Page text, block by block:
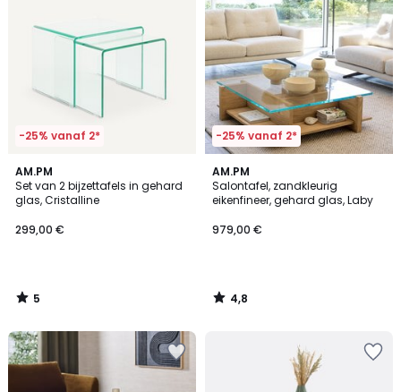
-25% vanaf 2*
AM.PM
Set van 2 bijzettafels in gehard
glas, Cristalline
299,00 €
5
/
5
5
/
-25% vanaf 2*
AM.PM
Salontafel, zandkleurig
eikenfineer, gehard glas, Laby
979,00 €
4,8
/ 5
4,8
/